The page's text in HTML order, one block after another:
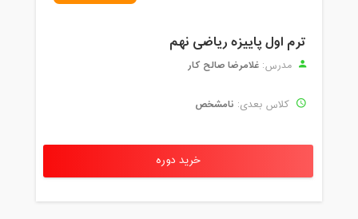
ترم اول پاییزه ریاضی نهم
مدرس: غلامرضا صالح کار
کلاس بعدی: نامشخص
خرید دوره